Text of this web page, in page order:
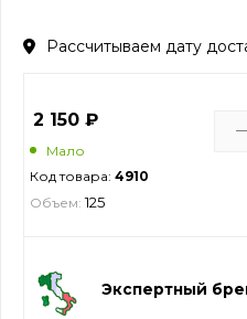
Рассчитываем дату
2 150 ₽
Мало
Код товара: 4910
Объем: 125
Экспертный